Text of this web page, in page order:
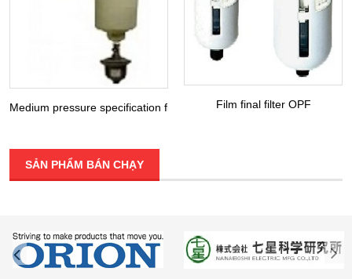
Medium pressure specification filter DFH / LFH / MFH / KFH
Film final filter OPF
SẢN PHẨM BÁN CHẠY